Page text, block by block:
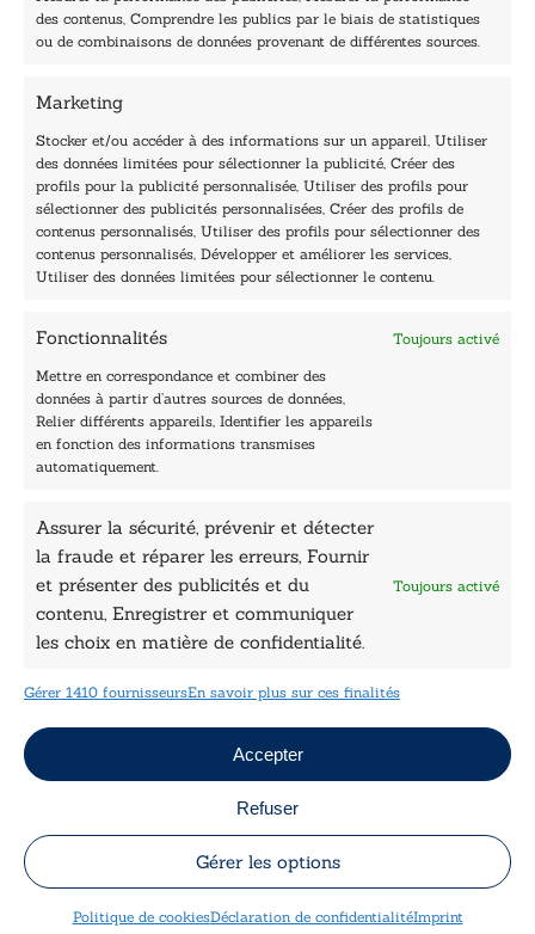
des contenus, Comprendre les publics par le biais de statistiques
ou de combinaisons de données provenant de différentes sources.
Marketing
Stocker et/ou accéder à des informations sur un appareil, Utiliser
des données limitées pour sélectionner la publicité, Créer des
profils pour la publicité personnalisée, Utiliser des profils pour
sélectionner des publicités personnalisées, Créer des profils de
contenus personnalisés, Utiliser des profils pour sélectionner des
contenus personnalisés, Développer et améliorer les services,
Utiliser des données limitées pour sélectionner le contenu.
Fonctionnalités Toujours activé
Mettre en correspondance et combiner des
données à partir d’autres sources de données,
Relier différents appareils, Identifier les appareils
en fonction des informations transmises
automatiquement.
Assurer la sécurité, prévenir et détecter
la fraude et réparer les erreurs, Fournir
et présenter des publicités et du
contenu, Enregistrer et communiquer
les choix en matière de confidentialité.
Toujours activé
Gérer 1410 fournisseursEn savoir plus sur ces finalités
Accepter
Refuser
Gérer les options
Politique de cookiesDéclaration de confidentialitéImprint
E
-
40, rue du Louvre 75001 Paris
Horaires du standard
De mardi à vendredi :
9h - 12h et 13h30 - 16h30
Lundi, samedi et dimanche : fermé
Navigation
Accueil
Les Plumes du Lys Bleu
Prix sciences humaines et sociales
Nos collections
Nos auteurs
Catalogue
Sciences humaines
Pratique
Le Petit Lys
Données légales
Conditions Générales de vente
Politique de cookies
Mentions légales
Jeux concours
Copyright © 2026 Le Lys Bleu Éditions tous droits
réservés
Designed byEngie Soft